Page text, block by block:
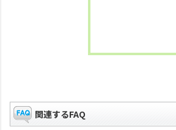
関連するFAQ